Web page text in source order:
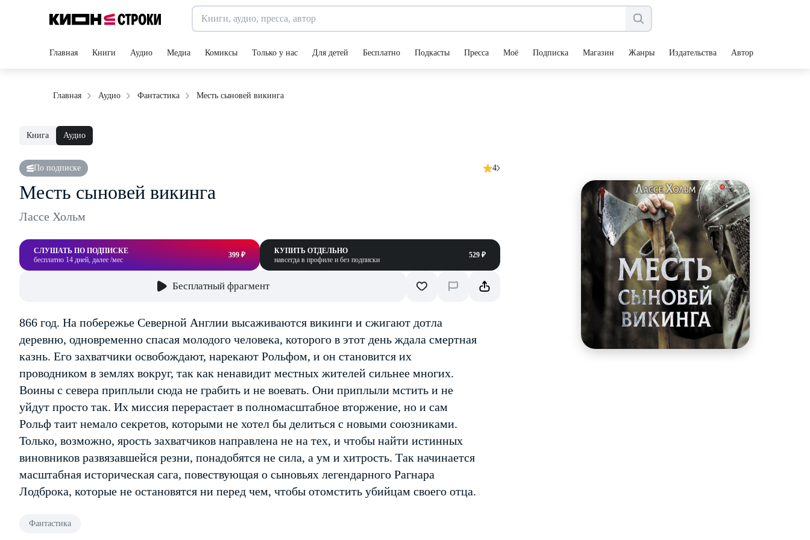
Главная Книги Аудио Медиа Комиксы Только у нас Для детей Бесплатно Подкасты Пресса Моё Подписка Магазин Жанры Издательства Авторы
Главная Аудио Фантастика Месть сыновей викинга
Книга Аудио
По подписке 4
Месть сыновей викинга
Лассе Хольм
СЛУШАТЬ ПО ПОДПИСКЕ
бесплатно 14 дней, далее /мес
399 ₽
КУПИТЬ ОТДЕЛЬНО
навсегда в профиле и без подписки
529 ₽
Бесплатный фрагмент
866 год. На побережье Северной Англии высаживаются викинги и сжигают дотла
деревню, одновременно спасая молодого человека, которого в этот день ждала смертная
казнь. Его захватчики освобождают, нарекают Рольфом, и он становится их
проводником в землях вокруг, так как ненавидит местных жителей сильнее многих.
Воины с севера приплыли сюда не грабить и не воевать. Они приплыли мстить и не
уйдут просто так. Их миссия перерастает в полномасштабное вторжение, но и сам
Рольф таит немало секретов, которыми не хотел бы делиться с новыми союзниками.
Только, возможно, ярость захватчиков направлена не на тех, и чтобы найти истинных
виновников развязавшейся резни, понадобятся не сила, а ум и хитрость. Так начинается
масштабная историческая сага, повествующая о сыновьях легендарного Рагнара
Лодброка, которые не остановятся ни перед чем, чтобы отомстить убийцам своего отца.
Фантастика